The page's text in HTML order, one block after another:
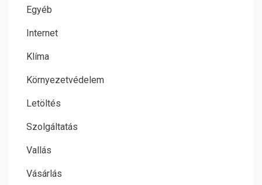
Egyéb
Internet
Klíma
Környezetvédelem
Letöltés
Szolgáltatás
Vallás
Vásárlás